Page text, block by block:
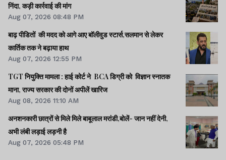
निंदा, कड़ी कार्रवाई की मांग
Aug 07, 2026 08:48 PM
बाढ़ पीडितों की मदद को आगे आए बॉलीवुड स्टार्स,सलमान से लेकर
कार्तिक तक ने बढ़ाया हाथ
Aug 07, 2026 12:55 PM
TGT नियुक्ति मामला : हाई कोर्ट ने BCA डिग्री को विज्ञान स्नातक
माना, राज्य सरकार की दोनों अपीलें खारिज
Aug 08, 2026 11:10 AM
अनशनकारी छात्रों से मिले मिले बाबूलाल मरांडी,बोलें- जान नहीं देनी,
अभी लंबी लड़ाई लड़नी है
Aug 07, 2026 05:48 PM